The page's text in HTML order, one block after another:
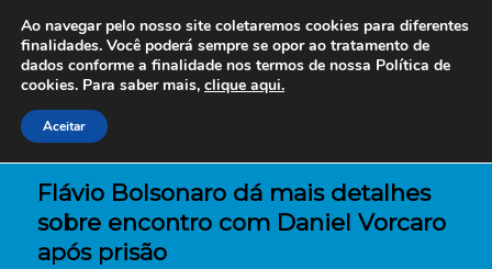
Flávio Bolsonaro dá mais detalhes
sobre encontro com Daniel Vorcaro
após prisão
Ao navegar pelo nosso site coletaremos cookies para diferentes
finalidades. Você poderá sempre se opor ao tratamento de
dados conforme a finalidade nos termos de nossa Política de
cookies. Para saber mais, clique aqui.
Aceitar